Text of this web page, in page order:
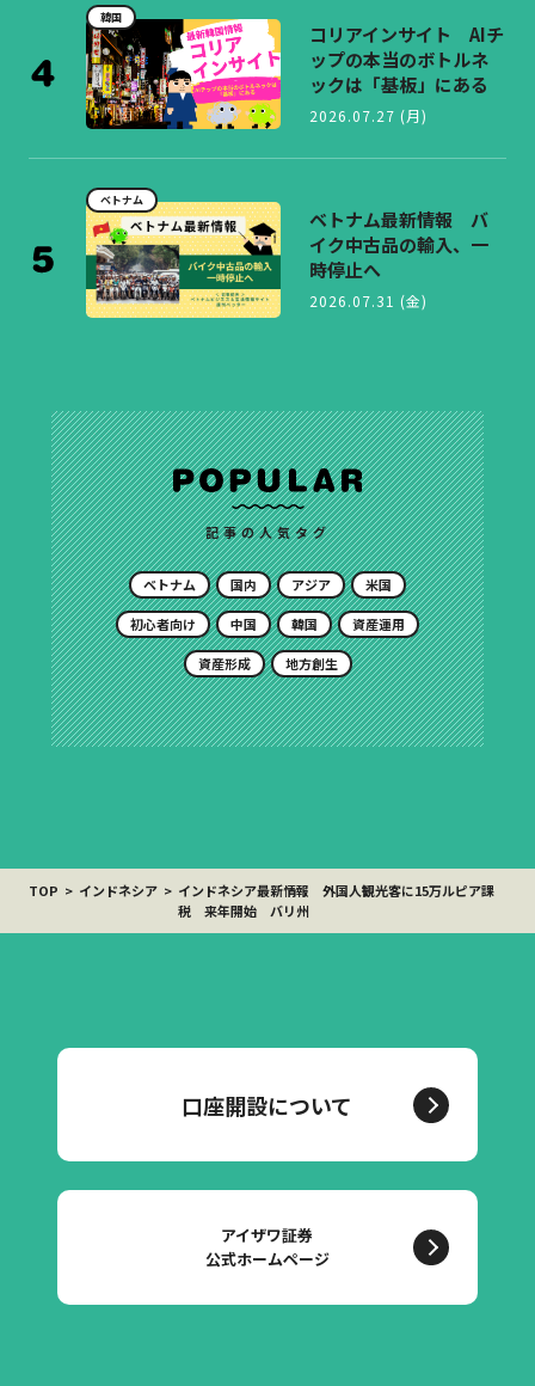
韓国
コリアインサイト AIチ
ップの本当のボトルネ
ックは「基板」にある
2026.07.27 (月)
ベトナム
ベトナム最新情報 バ
イク中古品の輸入、一
時停止へ
2026.07.31 (金)
記事の人気タグ
ベトナム 国内 アジア 米国
初心者向け 中国 韓国 資産運用
資産形成 地方創生
TOP インドネシア
インドネシア最新情報 外国人観光客に15万ルピア課
税 来年開始 バリ州
口座開設について
アイザワ証券
公式ホームページ